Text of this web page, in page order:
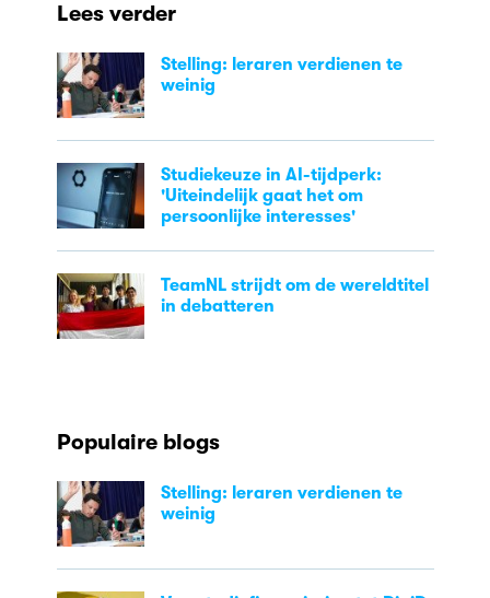
Lees verder
Stelling: leraren verdienen te
weinig
Studiekeuze in AI-tijdperk:
'Uiteindelijk gaat het om
persoonlijke interesses'
TeamNL strijdt om de wereldtitel
in debatteren
Populaire blogs
Stelling: leraren verdienen te
weinig